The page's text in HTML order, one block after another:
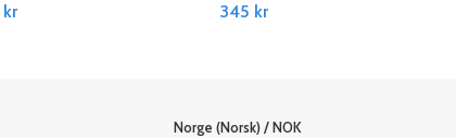
kr 345 kr
Norge (Norsk) / NOK